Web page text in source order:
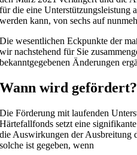
für die eine Unterstützungsleistung
werden kann, von sechs auf
Die wesentlichen Eckpunkte der
wir nachstehend für Sie
bekanntgegebenen Änderungen
Wann wird gefördert?
Die Förderung mit laufenden
Härtefallfonds setzt eine
die Auswirkungen der Ausbreitung
solche ist gegeben, wenn